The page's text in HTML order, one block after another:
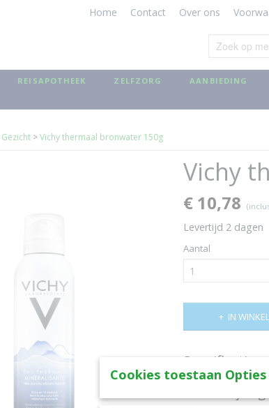
Home Contact Over ons
REISAPOTHEEK ZELFZORG AANBIEDING
Gezicht >Vichy thermaal bronwater 150g
Vichy
€ 10,78
Levertijd 2 dagen
Aantal
IN
Specificaties
Productcode
EAN code
Cookies toestaan Opties